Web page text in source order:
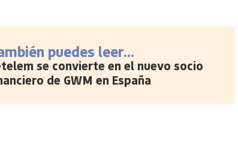
puedes leer...
se convierte en el nuevo socio
de GWM en España